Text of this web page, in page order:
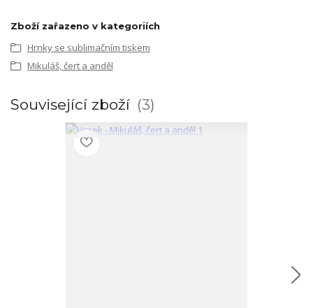
Zboží zařazeno v kategoriích
Hrnky se sublimačním tiskem
Mikuláš, čert a anděl
Související zboží 3